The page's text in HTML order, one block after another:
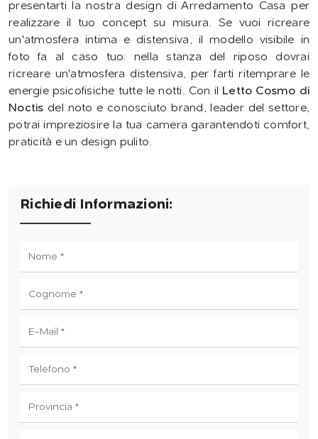
presentarti la nostra design di Arredamento Casa per
realizzare il tuo concept su misura. Se vuoi ricreare
un'atmosfera intima e distensiva, il modello visibile in
foto fa al caso tuo: nella stanza del riposo dovrai
ricreare un'atmosfera distensiva, per farti ritemprare le
energie psicofisiche tutte le notti. Con il
Letto Cosmo di
Noctis del noto e conosciuto brand, leader del settore,
potrai impreziosire la tua camera garantendoti comfort,
praticità e un design pulito.
Richiedi Informazioni: